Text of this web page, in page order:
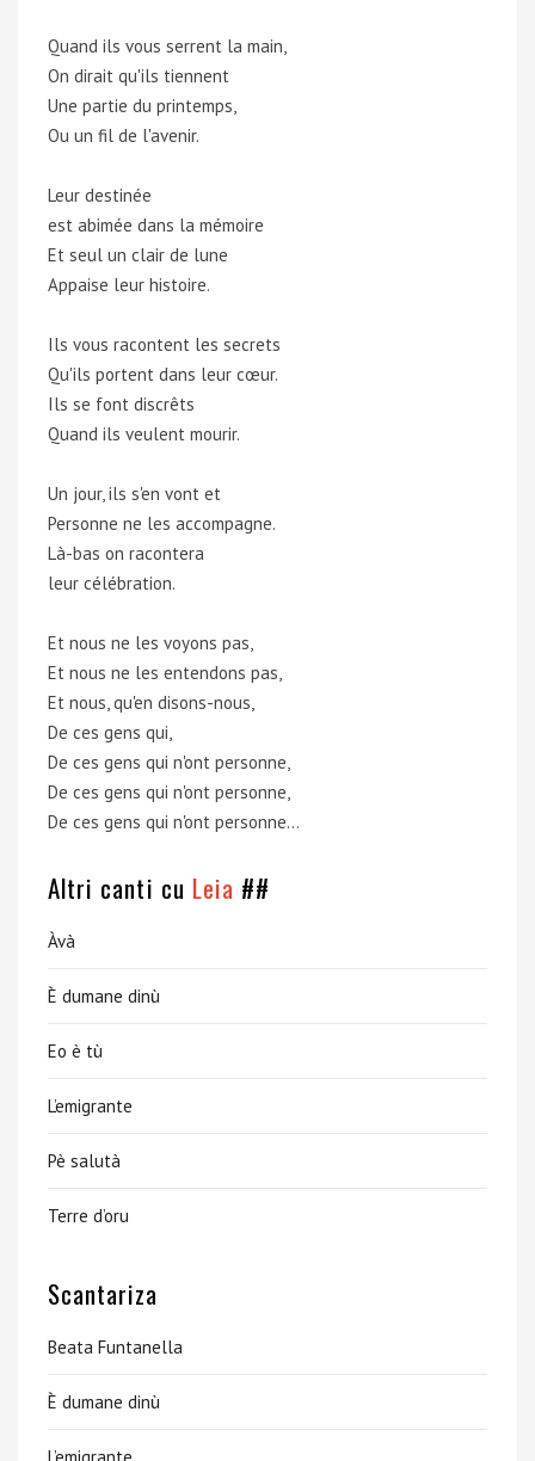
Quand ils vous serrent la main,
On dirait qu'ils tiennent
Une partie du printemps,
Ou un fil de l'avenir.
Leur destinée
est abimée dans la mémoire
Et seul un clair de lune
Appaise leur histoire.
Ils vous racontent les secrets
Qu'ils portent dans leur cœur.
Ils se font discrêts
Quand ils veulent mourir.
Un jour, ils s'en vont et
Personne ne les accompagne.
Là-bas on racontera
leur célébration.
Et nous ne les voyons pas,
Et nous ne les entendons pas,
Et nous, qu'en disons-nous,
De ces gens qui,
De ces gens qui n'ont personne,
De ces gens qui n'ont personne,
De ces gens qui n'ont personne...
Altri canti cu Leia ##
Àvà
È dumane dinù
Eo è tù
L’emigrante
Pè salutà
Terre d’oru
Scantariza
Beata Funtanella
È dumane dinù